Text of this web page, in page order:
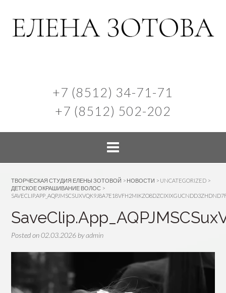
+7 (8512) 34-71-71
+7 (8512) 502-202
ТВОРЧЕСКАЯ СТУДИЯ ЕЛЕНЫ ЗОТОВОЙ > НОВОСТИ > UNCATEGORIZED >
ДЕТСКОЕ ОКРАШИВАНИЕ ВОЛОС >
Posted on02.03.2026 byadmin
Видеоплеер